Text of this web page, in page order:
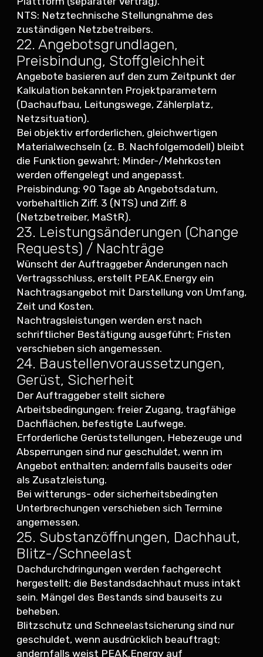
NTS: Netztechnische Stellungnahme des
zuständigen Netzbetreibers.
22. Angebotsgrundlagen,
Preisbindung, Stoffgleichheit
Angebote basieren auf den zum Zeitpunkt der
Kalkulation bekannten Projektparametern
(Dachaufbau, Leitungswege, Zählerplatz,
Netzsituation).
Bei objektiv erforderlichen, gleichwertigen
Materialwechseln (z. B. Nachfolgemodell) bleibt
die Funktion gewahrt; Minder-/Mehrkosten
werden offengelegt und angepasst.
Preisbindung: 90 Tage ab Angebotsdatum,
vorbehaltlich Ziff. 3 (NTS) und Ziff. 8
(Netzbetreiber, MaStR).
23. Leistungsänderungen (Change
Requests) / Nachträge
Wünscht der Auftraggeber Änderungen nach
Vertragsschluss, erstellt PEAK.Energy ein
Nachtragsangebot mit Darstellung von Umfang,
Zeit und Kosten.
Nachtragsleistungen werden erst nach
schriftlicher Bestätigung ausgeführt; Fristen
verschieben sich angemessen.
24. Baustellenvoraussetzungen,
Gerüst, Sicherheit
Der Auftraggeber stellt sichere
Arbeitsbedingungen: freier Zugang, tragfähige
Dachflächen, befestigte Laufwege.
Erforderliche Gerüststellungen, Hebezeuge und
Absperrungen sind nur geschuldet, wenn im
Angebot enthalten; andernfalls bauseits oder
als Zusatzleistung.
Bei witterungs- oder sicherheitsbedingten
Unterbrechungen verschieben sich Termine
angemessen.
25. Substanzöffnungen, Dachhaut,
Blitz-/Schneelast
Dachdurchdringungen werden fachgerecht
hergestellt; die Bestandsdachhaut muss intakt
sein. Mängel des Bestands sind bauseits zu
beheben.
Blitzschutz und Schneelastsicherung sind nur
geschuldet, wenn ausdrücklich beauftragt;
andernfalls weist PEAK.Energy auf